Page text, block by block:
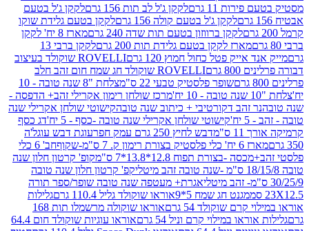
11 גרם
לקקן ג'ל לב תות 156 גרם
לקקן ג'ל בטעם
לקקן ג'ל בטעם קולה 156 גרם
לקקן בטעם גלידת שוקו
לקקן ברווזון בטעם תות שדה 240 גרם
מארז 8 יח' לקקן
מארז לקקן בטעם גלידת תות 200 גרם
לקקן ברבי 13
אייק פטל כחול חמוץ 120 גרם
ROVELLI שוקולד בעיצוב
גרם
ROVELLI שוקולד חג שמח חום זהב חלב
שופר פלסטיק טבעי 22 ס"מ
צלחת "8 שנה טובה - 10
מרכז שולחן רימון אקרילי זהב+ הדפסה -
זהב דקורטיבי + כיתוב שנה טובהקישוטי שולחן אקרילי שנה
קישוטי שולחן אקרילי שנה טובה -כסף - 5 יח'
דג כסף
ס"מ
דבש לחיץ 250 גרם עמק חפר
עוגת דבש עוגל'ה
בצורת רימון ק. 7 ס"מ-שקוף
חב' 6 כלי
-בצורת תפוח 12.8*13.8*7 ס"מ
קופ' קרטון חלון שנה
קפ' קרטון חלון שנה טובה
אגרת+ מעטפה שנה טובה שופר/ספר תורה
מגנט חג שמח 5*9
אוראו שוקולד גליל 110.4 גרם
גלילות
קרם שוקולד 54 גרם
אוראו שוקולה מרשמלו תות 168
במילוי קרם וניל 54 גרם
אוראו עוגיות שוקולד חום 64.4